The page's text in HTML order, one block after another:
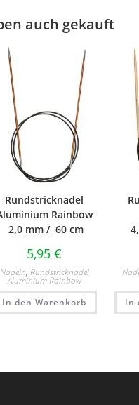
auch gekauft
Rundstricknadel
Rainbow
2,0 mm / 60 cm
5,95€
Nadeln, Rundstricknadel
Aluminium Rainbow
In den Warenkorb
In